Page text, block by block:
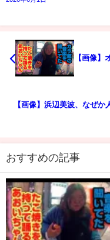
【画像】
【画像】浜辺美波、なぜか
おすすめの記事